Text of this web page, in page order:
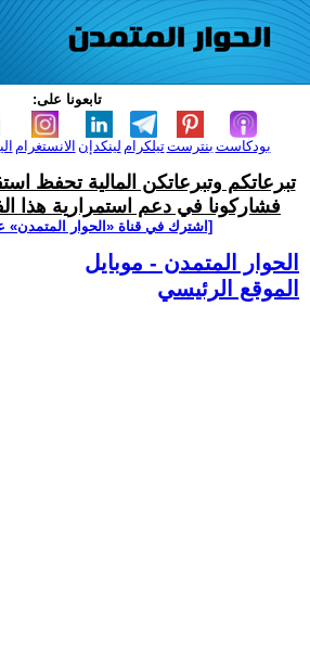
تابعونا على:
الانستغرام لينكدإن تيلكرامبنترست بودكاست
تبرعاتكم وتبرعاتكن المالية تحفظ
فشاركونا في دعم استمرارية هذا
[اشترك في قناة ‫«الحوار المتمدن»
الحوار المتمدن - موبايل
الموقع الرئيسي